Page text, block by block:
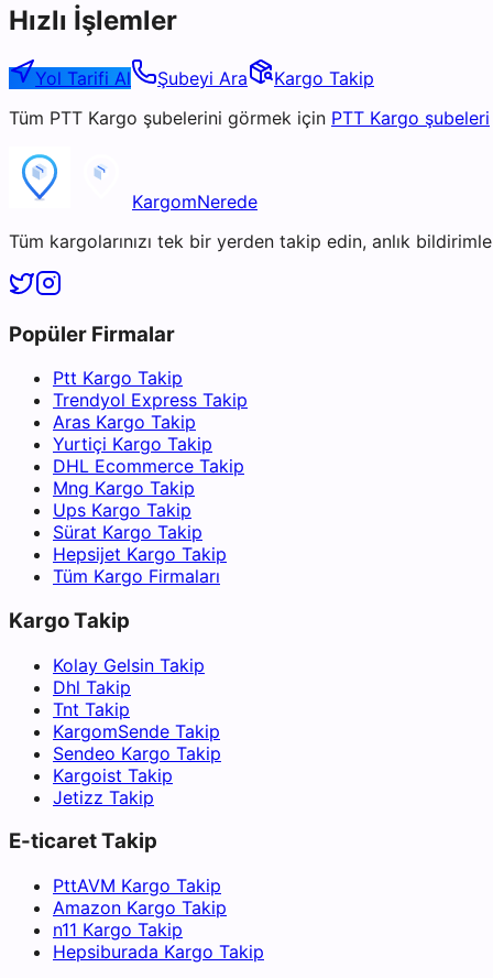
Hızlı İşlemler
Yol Tarifi Al Şubeyi Ara
Kargo Takip
Tüm PTT Kargo şubelerini görmek için PTT Kargo şubeleri
KargomNerede
Tüm kargolarınızı tek bir yerden takip edin, anlık
Popüler Firmalar
Ptt Kargo Takip
Trendyol Express Takip
Aras Kargo Takip
Yurtiçi Kargo Takip
DHL Ecommerce Takip
Mng Kargo Takip
Ups Kargo Takip
Sürat Kargo Takip
Hepsijet Kargo Takip
Tüm Kargo Firmaları
Kargo Takip
Kolay Gelsin Takip
Dhl Takip
Tnt Takip
KargomSende Takip
Sendeo Kargo Takip
Kargoist Takip
Jetizz Takip
E-ticaret Takip
PttAVM Kargo Takip
Amazon Kargo Takip
n11 Kargo Takip
Hepsiburada Kargo Takip